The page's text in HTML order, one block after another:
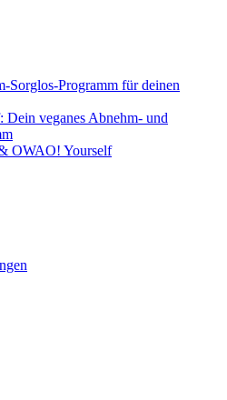
Sorglos-Programm für deinen
veganes Abnehm- und
OWAO! Yourself